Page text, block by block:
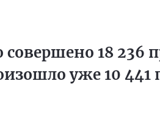
18 236
уже 10